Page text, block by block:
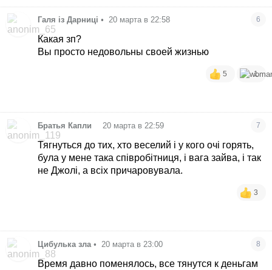
Галя із Дарниці • 20 марта в 22:58 6
Какая зп?
Вы просто недовольны своей жизнью
5 1
Братья Капли 20 марта в 22:59 7
Тягнуться до тих, хто веселий і у кого очі горять,
була у мене така співробітниця, і вага зайва, і так
не Джолі, а всіх причаровувала.
3
Цибулька зла • 20 марта в 23:00 8
Время давно поменялось, все тянутся к деньгам